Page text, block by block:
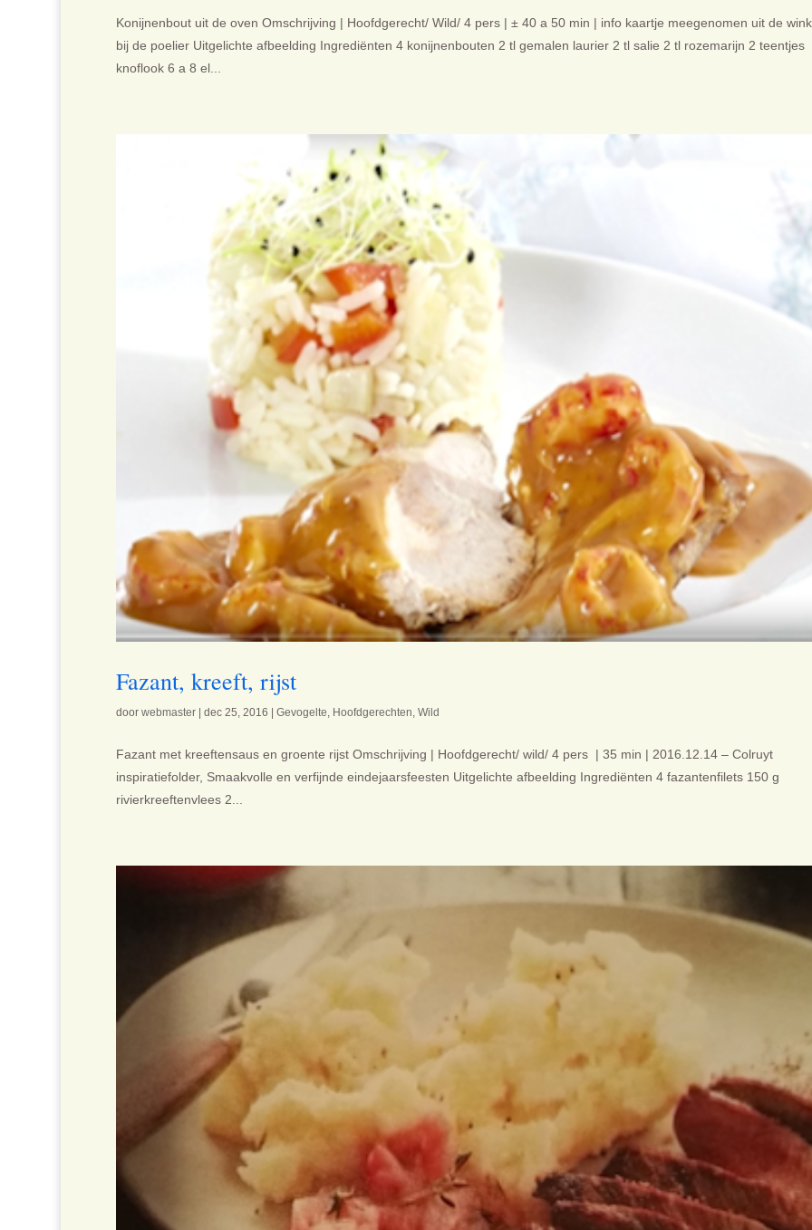
Konijnenbout uit de oven Omschrijving | Hoofdgerecht/ Wild/ 4 pers | ± 40 a 50 min | info kaartje meegenomen uit de
bij de poelier Uitgelichte afbeelding Ingrediënten 4 konijnenbouten 2 tl gemalen laurier 2 tl salie 2 tl rozemarijn 2 teentjes
knoflook 6 a 8 el...
Fazant, kreeft, rijst
door webmaster| dec 25, 2016 | Gevogelte Hoofdgerechten Wild
Fazant met kreeftensaus en groente rijst Omschrijving | Hoofdgerecht/ wild/ 4 pers | 35 min | 2016.12.14 – Colruyt
inspiratiefolder, Smaakvolle en verfijnde eindejaarsfeesten Uitgelichte afbeelding Ingrediënten 4 fazantenfilets 150 g
rivierkreeftenvlees 2...